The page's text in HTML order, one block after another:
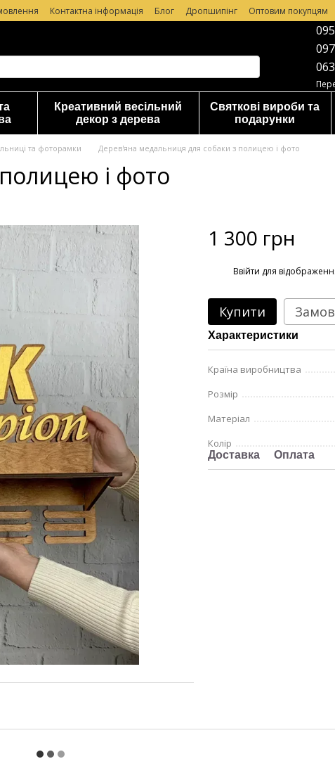
Контактна інформація Блог Дропшипінг
Оптовим покупцям
Креативний весільний
декор з дерева
Святкові вироби та
подарунки
та фоторамки Дерев'яна медальниця для собаки з полицею і фото
і фото
1 300 грн
Ввійти для
Купити
Характеристики
Країна виробництва
Розмір
Матеріал
Колір
Доставка Оплата